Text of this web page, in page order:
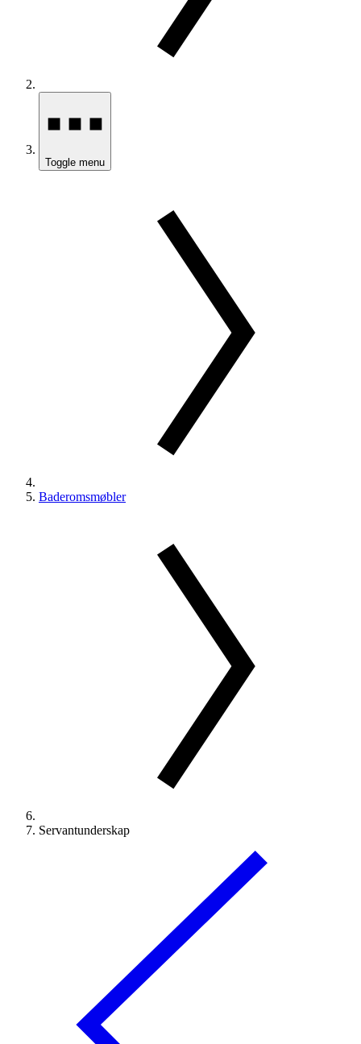
Toggle menu
Baderomsmøbler
Servantunderskap